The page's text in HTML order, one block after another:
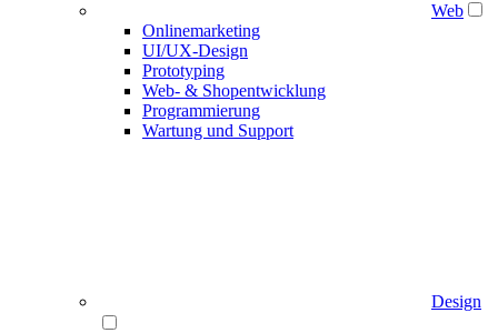
Web
Onlinemarketing
UI/UX-Design
Prototyping
Web- & Shopentwicklung
Programmierung
Wartung und Support
Design